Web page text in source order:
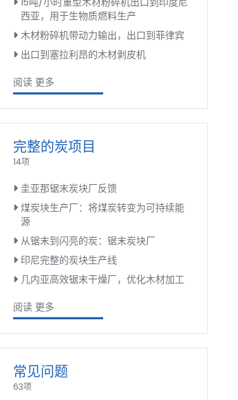
西亚，用于生物质燃料生产
木材粉碎机带动力输出，出口到菲律宾
出口到塞拉利昂的木材剥皮机
阅读 更多
完整的炭项目
14项
圭亚那锯末炭块厂反馈
煤炭块生产厂：将煤炭转变为可持续能
源
从锯末到闪亮的炭：锯末炭块厂
印尼完整的炭块生产线
几内亚高效锯末干燥厂，优化木材加工
阅读 更多
常见问题
63项